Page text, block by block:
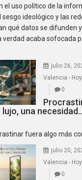
el uso político de la
sesgo ideológico y las
qué datos se difunden
verdad acaba sofocada
julio 26,
Valencia -
0
lujo, una
fuera algo más
julio 20,
Valencia -
0